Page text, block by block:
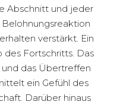
Abschnitt und jeder
verstärkt. Ein
des Fortschritts. Das
das Übertreffen
ein Gefühl des
Darüber hinaus